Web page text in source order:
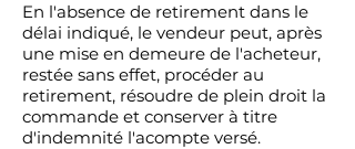
En l'absence de retirement dans le
délai indiqué, le vendeur peut, après
une mise en demeure de l'acheteur,
restée sans effet, procéder au
retirement, résoudre de plein droit la
commande et conserver à titre
d'indemnité l'acompte versé.